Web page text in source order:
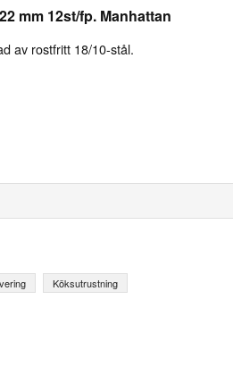
mm 12st/fp. Manhattan
av rostfritt 18/10-stål.
Köksutrustning